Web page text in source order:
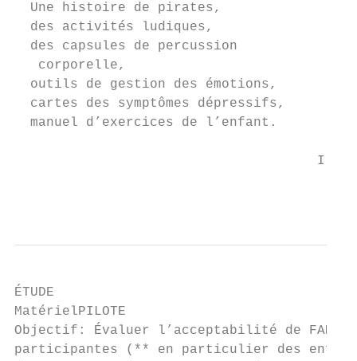
 Une histoire de pirates,
 des activités ludiques,
 des capsules de percussion
   corporelle,
 outils de gestion des émotions,
 cartes des symptômes dépressifs,
 manuel d’exercices de l’enfant.
ÉTUDE
MatérielPILOTE
Objectif: Évaluer l’acceptabilité de
participantes (** en particulier des